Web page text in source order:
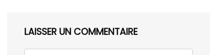
LAISSER UN COMMENTAIRE